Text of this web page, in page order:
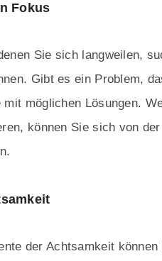
Fokus
Sie sich langweilen,
Gibt es ein Problem,
möglichen Lösungen.
können Sie sich von
der Achtsamkeit